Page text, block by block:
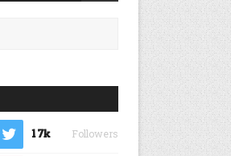
1.7k Followers